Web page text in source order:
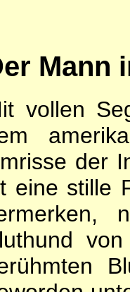
Mann
vollen
der
eine stille